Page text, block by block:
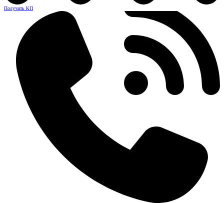
Получить КП